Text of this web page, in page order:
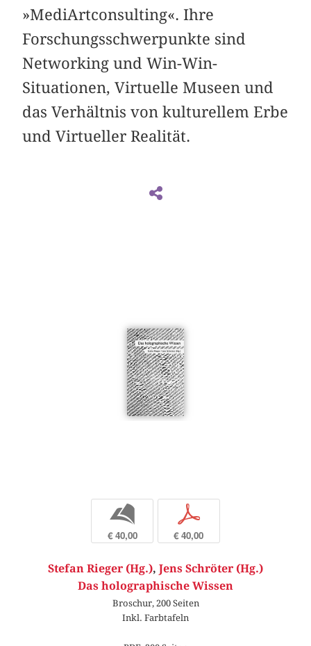
»MediArtconsulting«. Ihre
Forschungsschwerpunkte sind
Networking und Win-Win-
Situationen, Virtuelle Museen und
das Verhältnis von kulturellem Erbe
und Virtueller Realität.
b
€ 40,00
p
€ 40,00
Stefan Rieger (Hg.), Jens Schröter (Hg.)
Das holographische Wissen
Broschur, 200 Seiten
Inkl. Farbtafeln